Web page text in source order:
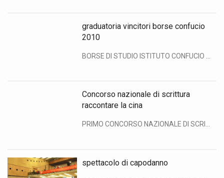
graduatoria vincitori borse confucio
2010
Concorso nazionale di scrittura
raccontare la cina
PRIMO CONCORSO NAZIONALE DI SCRITTURA In occasione del 40° anniversario dell’apertura delle relazioni diplomatiche tra la Repubblica Popolare di Cina e l’Italia, e in vista dell’avvio dell’Anno della Cina in Italia, l’Istituto Confucio dell’Università degli Studi di Milano invita i giovani sinologi italiani in formazione a partecipare al Primo concorso nazionale di scrittura “Raccontare la […]
spettacolo di capodanno